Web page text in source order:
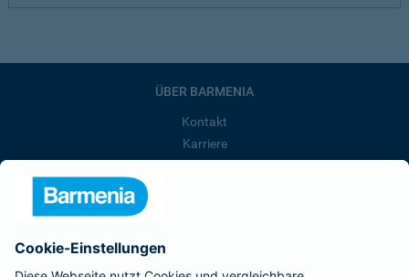
ÜBER BARMENIA
Kontakt
Karriere
Barmenia ist Teil der BarmeniaGothaer